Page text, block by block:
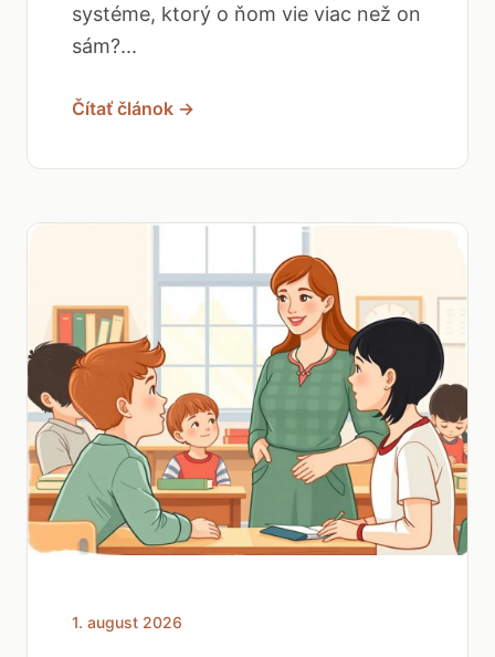
systéme, ktorý o ňom vie viac než on
sám?...
Čítať článok →
1. august 2026